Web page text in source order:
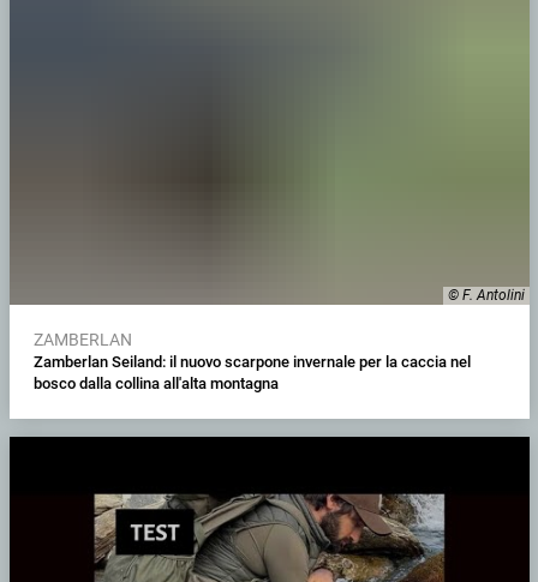
© F. Antolini
ZAMBERLAN
Zamberlan Seiland: il nuovo scarpone invernale per la caccia nel
bosco dalla collina all'alta montagna